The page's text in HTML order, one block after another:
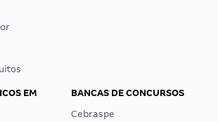
EM
BANCAS DE CONCURSOS
Cebraspe